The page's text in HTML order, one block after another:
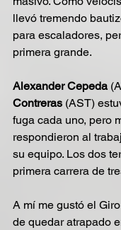
llevó tremendo
para escaladores,
primera grande.
Alexander Cepeda
Contreras (AST)
fuga cada uno, pero
respondieron al
su equipo. Los dos
primera carrera de
A mí me gustó el
de quedar atrapado